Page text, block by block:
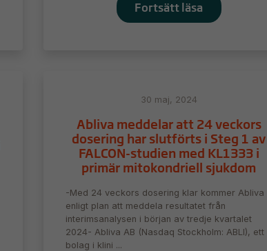
Fortsätt läsa
30 maj, 2024
Abliva meddelar att 24 veckors
dosering har slutförts i Steg 1 av
FALCON-studien med KL1333 i
primär mitokondriell sjukdom
-Med 24 veckors dosering klar kommer Abliva
enligt plan att meddela resultatet från
interimsanalysen i början av tredje kvartalet
2024- Abliva AB (Nasdaq Stockholm: ABLI), ett
bolag i klini ...